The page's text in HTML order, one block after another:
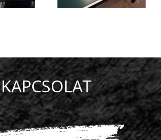
KAPCSOLAT